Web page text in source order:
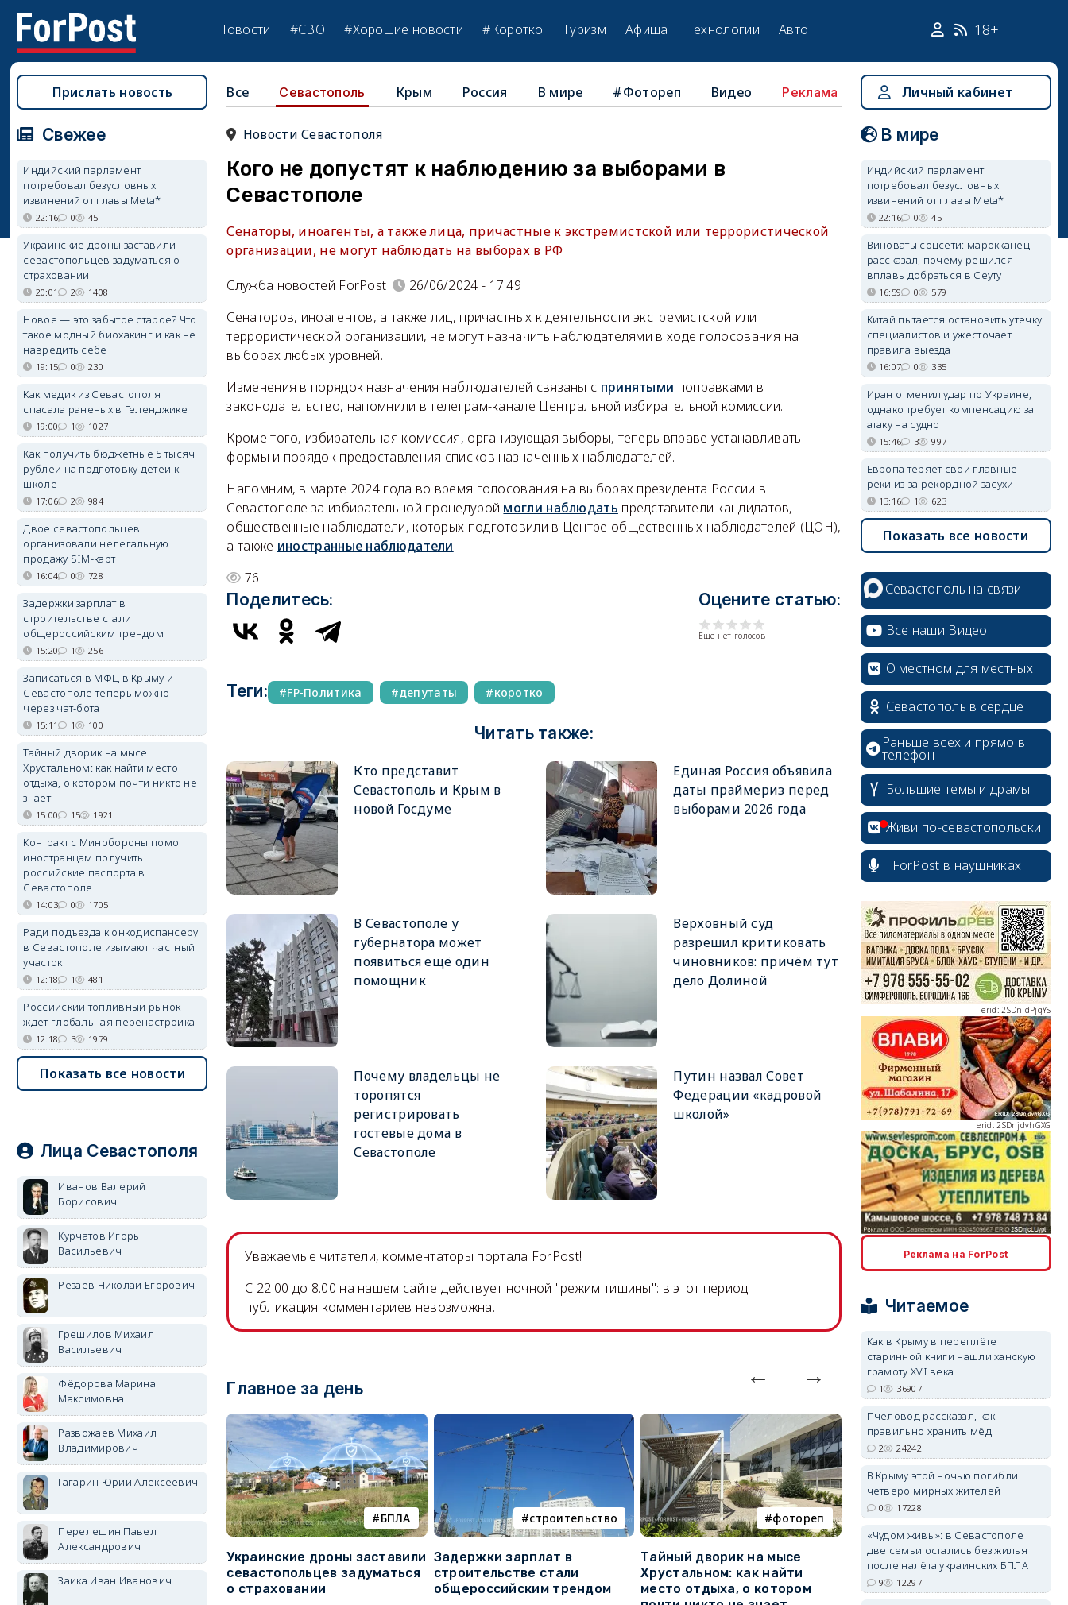
Новости #СВО #Хорошие новости #Коротко Туризм Афиша Технологии Авто 18+
Все Севастополь Крым Россия В мире #Фотореп Видео Реклама
Новости Севастополя
Кого не допустят к наблюдению за выборами в
Севастополе
Сенаторы, иноагенты, а также лица, причастные к экстремистской или террористической
организации, не могут наблюдать на выборах в РФ
Служба новостей ForPost
26/06/2024 - 17:49
Сенаторов, иноагентов, а также лиц, причастных к деятельности экстремистской или
террористической организации, не могут назначить наблюдателями в ходе голосования на
выборах любых уровней.
Изменения в порядок назначения наблюдателей связаны с принятыми поправками в
законодательство, напомнили в телеграм-канале Центральной избирательной комиссии.
Кроме того, избирательная комиссия, организующая выборы, теперь вправе устанавливать
формы и порядок предоставления списков назначенных наблюдателей.
Напомним, в марте 2024 года во время голосования на выборах президента России в
Севастополе за избирательной процедурой могли наблюдать представители кандидатов,
общественные наблюдатели, которых подготовили в Центре общественных наблюдателей (ЦОН),
а также иностранные наблюдатели.
76
Поделитесь: Оцените статью:
Еще нет голосов
Теги: FP-Политика депутаты коротко
Читать также:
Кто представит
Севастополь и Крым в
новой Госдуме
Единая Россия объявила
даты праймериз перед
выборами 2026 года
В Севастополе у
губернатора может
появиться ещё один
помощник
Верховный суд
разрешил критиковать
чиновников: причём тут
дело Долиной
Почему владельцы не
торопятся
регистрировать
гостевые дома в
Севастополе
Путин назвал Совет
Федерации «кадровой
школой»
Уважаемые читатели, комментаторы портала ForPost!
C 22.00 до 8.00 на нашем сайте действует ночной "режим тишины": в этот период
публикация комментариев невозможна.
Главное за день
БПЛА
Украинские дроны заставили
севастопольцев задуматься
о страховании
строительство
Задержки зарплат в
строительстве стали
общероссийским трендом
фотореп
Тайный дворик на мысе
Хрустальном: как найти
место отдыха, о котором
работа
Где в Севастополе можно
заработать 100 тысяч в
месяц
Прислать новость
Свежее
Индийский парламент
потребовал безусловных
извинений от главы Meta*
22:16 0 45
Украинские дроны заставили
севастопольцев задуматься о
страховании
20:01 2 1408
Новое — это забытое старое? Что
такое модный биохакинг и как не
навредить себе
19:15 0 230
Как медик из Севастополя
спасала раненых в Геленджике
19:00 1 1027
Как получить бюджетные 5 тысяч
рублей на подготовку детей к
школе
17:06 2 984
Двое севастопольцев
организовали нелегальную
продажу SIM-карт
16:04 0 728
Задержки зарплат в
строительстве стали
общероссийским трендом
15:20 1 256
Записаться в МФЦ в Крыму и
Севастополе теперь можно
через чат-бота
15:11 1 100
Тайный дворик на мысе
Хрустальном: как найти место
отдыха, о котором почти никто не
знает
15:00 15 1921
Контракт с Минобороны помог
иностранцам получить
российские паспорта в
Севастополе
14:03 0 1705
Ради подъезда к онкодиспансеру
в Севастополе изымают частный
участок
12:18 1 481
Российский топливный рынок
ждёт глобальная перенастройка
12:18 3 1979
Показать все новости
Лица Севастополя
Иванов Валерий
Борисович
Курчатов Игорь
Васильевич
Резаев Николай Егорович
Грешилов Михаил
Васильевич
Фёдорова Марина
Максимовна
Развожаев Михаил
Владимирович
Гагарин Юрий Алексеевич
Перелешин Павел
Александрович
Заика Иван Иванович
Личный кабинет
В мире
Индийский парламент
потребовал безусловных
извинений от главы Meta*
22:16 0 45
Виноваты соцсети: марокканец
рассказал, почему решился
вплавь добраться в Сеуту
16:59 0 579
Китай пытается остановить утечку
специалистов и ужесточает
правила выезда
16:07 0 335
Иран отменил удар по Украине,
однако требует компенсацию за
атаку на судно
15:46 3 997
Европа теряет свои главные
реки из-за рекордной засухи
13:16 1 623
Показать все новости
Севастополь на связи
Все наши Видео
О местном для местных
Севастополь в сердце
Раньше всех и прямо в
телефон
Большие темы и драмы
Живи по-севастопольски
ForPost в наушниках
erid: 2SDnjdPjgYS
erid: 2SDnjdvhGXG
erid: 2SDnjcLUypt
erid: 2SDnjcrDNw6
erid: 2SDnjdPjgYS
Реклама на ForPost
Читаемое
Как в Крыму в переплёте
старинной книги нашли ханскую
грамоту XVI века
1 36907
Пчеловод рассказал, как
правильно хранить мёд
2 24242
В Крыму этой ночью погибли
четверо мирных жителей
0 17228
«Чудом живы»: в Севастополе
две семьи остались без жилья
после налёта украинских БПЛА
9 12297